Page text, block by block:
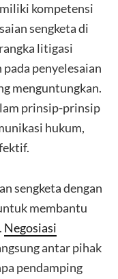
kompetensi
sengketa di
litigasi
penyelesaian
menguntungkan.
prinsip-prinsip
hukum,
sengketa dengan
membantu
Negosiasi
antar pihak
pendamping